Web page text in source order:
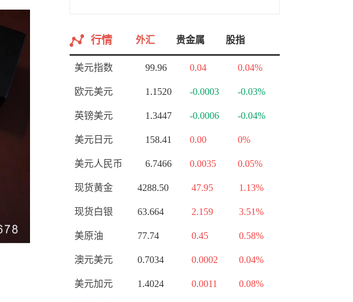
行情 外汇 贵金属 股指
美元指数 99.96 0.04 0.04%
欧元美元 1.1520 -0.0003 -0.03%
英镑美元 1.3447 -0.0006 -0.04%
美元日元 158.41 0.00 0%
美元人民币 6.7466 0.0035 0.05%
现货黄金 4288.50 47.95 1.13%
现货白银 63.664 2.159 3.51%
美原油 77.74 0.45 0.58%
澳元美元 0.7034 0.0002 0.04%
美元加元 1.4024 0.0011 0.08%